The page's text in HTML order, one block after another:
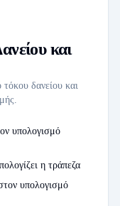
και
δανείου και
υπολογισμό
η τράπεζα
υπολογισμό